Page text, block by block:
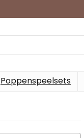
Poppenspeelsets